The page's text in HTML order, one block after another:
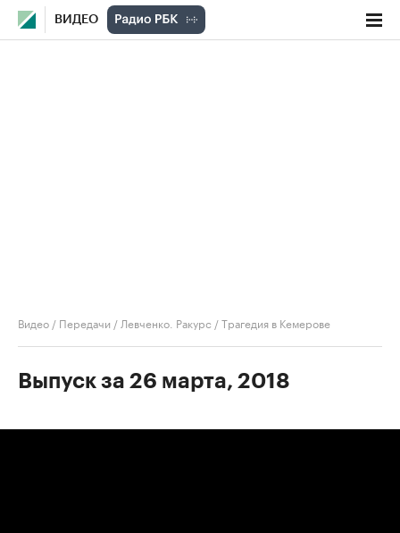
ВИДЕО
Видео / Передачи / Левченко. Ракурс /Трагедия в Кемерове
Выпуск за 26 марта, 2018